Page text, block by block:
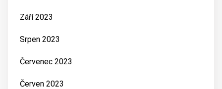
Září 2023
Srpen 2023
Červenec 2023
Červen 2023